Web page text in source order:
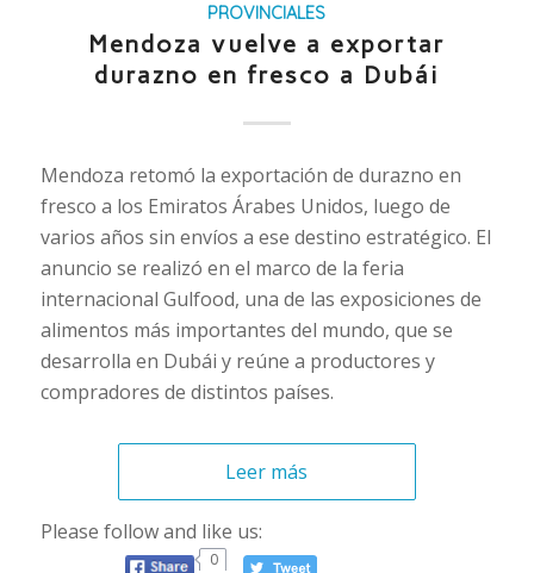
PROVINCIALES
Mendoza vuelve a exportar
durazno en fresco a Dubái
Mendoza retomó la exportación de durazno en
fresco a los Emiratos Árabes Unidos, luego de
varios años sin envíos a ese destino estratégico. El
anuncio se realizó en el marco de la feria
internacional Gulfood, una de las exposiciones de
alimentos más importantes del mundo, que se
desarrolla en Dubái y reúne a productores y
compradores de distintos países.
Leer más
Please follow and like us:
0